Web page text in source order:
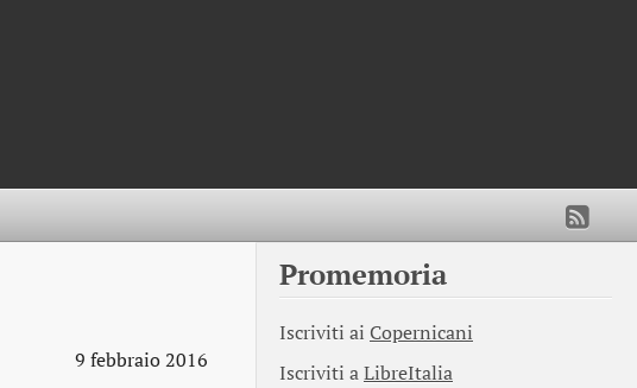
9 febbraio 2016
Promemoria
Iscriviti ai Copernicani
Iscriviti aLibreItalia